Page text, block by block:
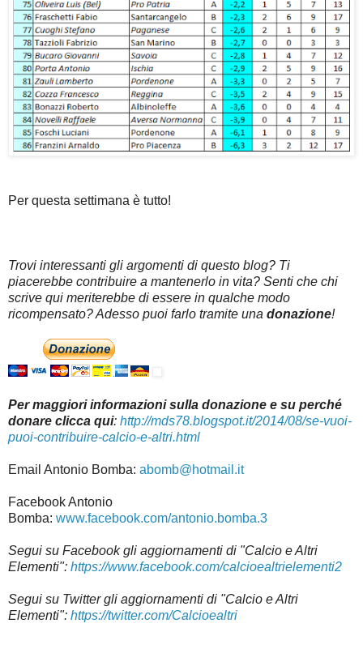
Per questa settimana è tutto!
Trovi interessanti gli argomenti di questo blog? Ti
piacerebbe contribuire a mantenerlo in vita? Senti che chi
scrive qui meriterebbe di essere in qualche modo
ricompensato? Adesso puoi farlo tramite una donazione!
Per maggiori informazioni sulla donazione e su perché
donare clicca qui: http://mds78.blogspot.it/2014/08/se-vuoi-
puoi-contribuire-calcio-e-altri.html
Email Antonio Bomba: abomb@hotmail.it
Facebook Antonio
Bomba: www.facebook.com/antonio.bomba.3
Segui su Facebook gli aggiornamenti di "Calcio e Altri
Elementi": https://www.facebook.com/calcioealtrielementi2
Segui su Twitter gli aggiornamenti di "Calcio e Altri
Elementi": https://twitter.com/Calcioealtri